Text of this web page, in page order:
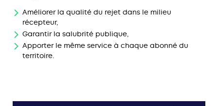
Améliorer la qualité du rejet dans le milieu
récepteur,
Garantir la salubrité publique,
Apporter le même service à chaque abonné du
territoire.